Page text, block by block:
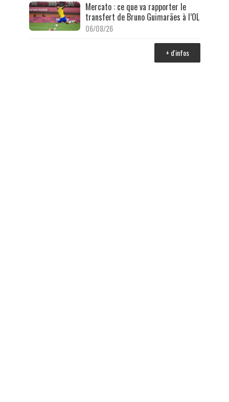
Mercato : ce que va rapporter le
transfert de Bruno Guimarães à l’OL
06/08/26
+ d'infos